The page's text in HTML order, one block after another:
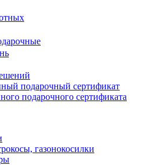
подарочный сертификат
газонокосилки